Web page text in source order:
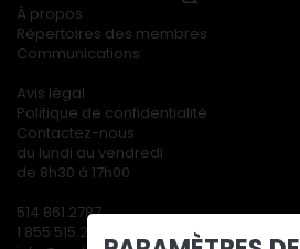
À propos
Répertoires des membres
Communications
Avis légal
Politique de confidentialité
Contactez-nous
du lundi au vendredi
de 8h30 à 17h00
514 861.2787
1 855 515.2787